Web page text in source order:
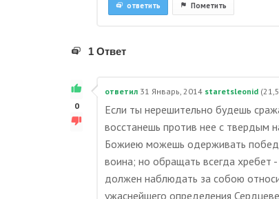
Пометить
ответить
1 Ответ
0
ответил 31 Январь, 2014 staretsleonid (
Если ты нерешительно будешь
восстанешь против нее с твердым
Божиею можешь одерживать
воина; но обращать всегда хребет
должен наблюдать за собою
ужаснейшего определения